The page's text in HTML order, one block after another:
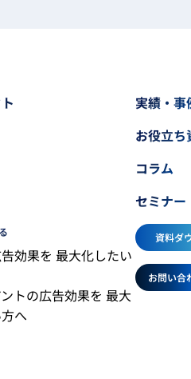
効果を 最大化したい
トの広告効果を 最大
へ
実績・事
お役立ち
コラム
セミナー
資料ダ
お問い合